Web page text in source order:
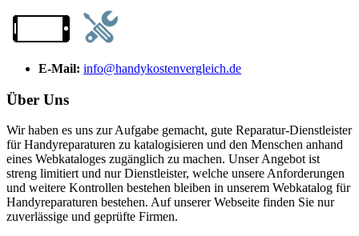
E-Mail: info@handykostenvergleich.de
Über Uns
Wir haben es uns zur Aufgabe gemacht, gute Reparatur-Dienstleister
für Handyreparaturen zu katalogisieren und den Menschen anhand
eines Webkataloges zugänglich zu machen. Unser Angebot ist
streng limitiert und nur Dienstleister, welche unsere Anforderungen
und weitere Kontrollen bestehen bleiben in unserem Webkatalog für
Handyreparaturen bestehen. Auf unserer Webseite finden Sie nur
zuverlässige und geprüfte Firmen.